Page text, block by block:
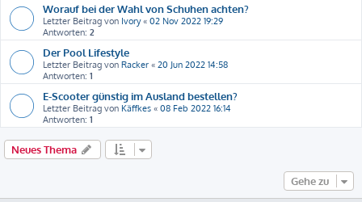
Worauf bei der Wahl von Schuhen achten?
Letzter Beitrag von Ivory« 02 Nov 2022 19:29
Antworten: 2
Der Pool Lifestyle
Letzter Beitrag von Racker « 20 Jun 2022 14:58
Antworten: 1
E-Scooter günstig im Ausland bestellen?
Letzter Beitrag von Käffkes « 08 Feb 2022 16:14
Antworten: 1
Neues Thema
Gehe zu